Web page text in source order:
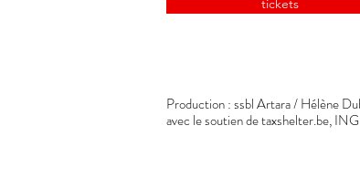
tickets
Production : ssbl Artara / Hélène
avec le soutien de taxshelter.be,